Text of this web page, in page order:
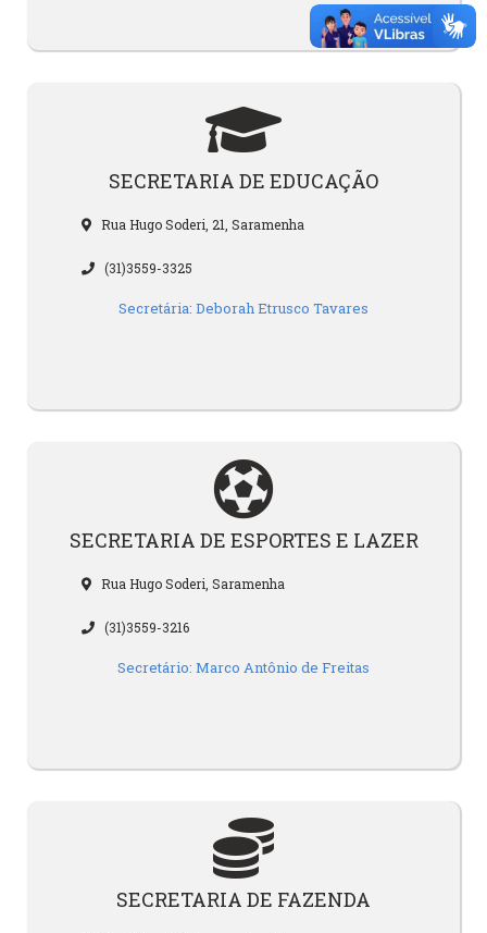
SECRETARIA DE EDUCAÇÃO
Rua Hugo Soderi, 21, Saramenha
(31)3559-3325
Secretária: Deborah Etrusco Tavares
SECRETARIA DE ESPORTES E LAZER
Rua Hugo Soderi, Saramenha
(31)3559-3216
Secretário: Marco Antônio de Freitas
SECRETARIA DE FAZENDA